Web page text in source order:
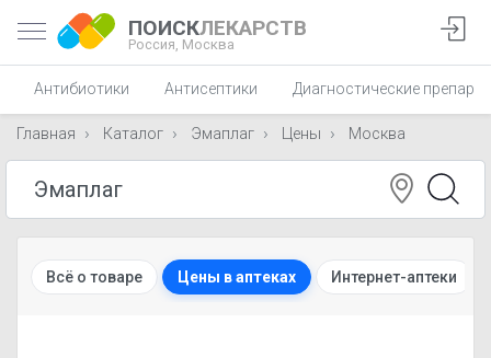
ПОИСКЛЕКАРСТВ
Россия, Москва
Антибиотики Антисептики Диагностические
Главная Каталог Эмаплаг Цены Москва
Всё о товаре Цены в аптеках Интернет-аптеки